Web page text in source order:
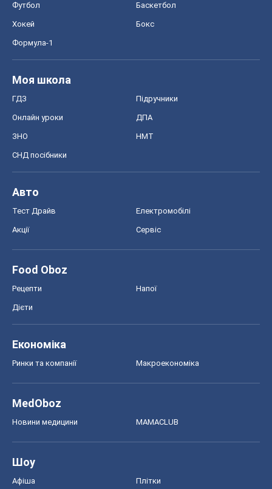
Футбол Баскетбол
Хокей Бокс
Формула-1
Моя школа
ГДЗ Підручники
Онлайн уроки ДПА
ЗНО НМТ
СНД посібники
Авто
Тест Драйв Електромобілі
Акції Сервіс
Food Oboz
Рецепти Напої
Дієти
Економіка
Ринки та компанії Макроекономіка
MedOboz
Новини медицини MAMACLUB
Шоу
Афіша Плітки